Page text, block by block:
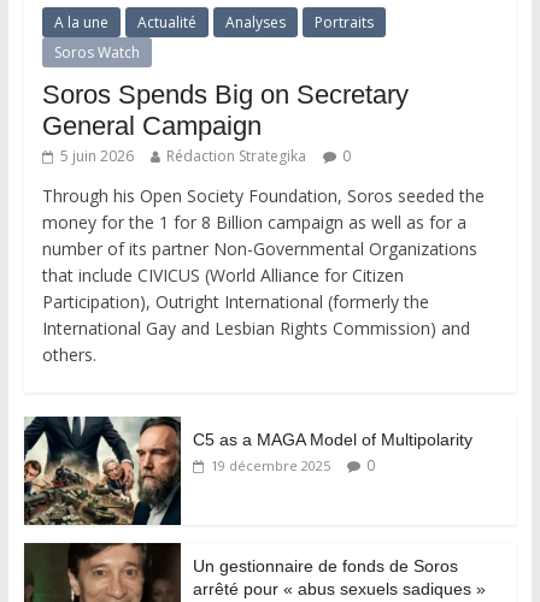
A la une Actualité Analyses
Portraits
Soros Watch
Soros Spends Big on Secretary
General Campaign
5 juin 2026 Rédaction Strategika 0
Through his Open Society Foundation, Soros seeded the
money for the 1 for 8 Billion campaign as well as for a
number of its partner Non-Governmental Organizations
that include CIVICUS (World Alliance for Citizen
Participation), Outright International (formerly the
International Gay and Lesbian Rights Commission) and
others.
C5 as a MAGA Model of Multipolarity
19 décembre 2025 0
Un gestionnaire de fonds de Soros
arrêté pour « abus sexuels sadiques »